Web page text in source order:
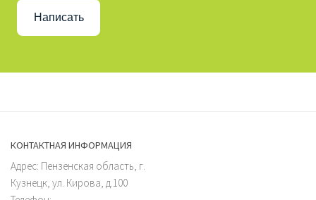
Написать
КОНТАКТНАЯ ИНФОРМАЦИЯ
Адрес: Пензенская область, г.
Кузнецк, ул. Кирова, д.100